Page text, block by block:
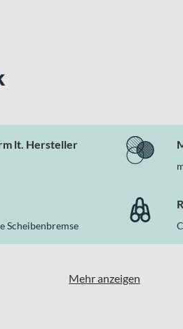
Rahmen- und
lt. Hersteller
Scheibenbremse
Mehr anzeigen